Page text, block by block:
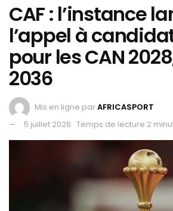
CAF : l’instance
l’appel à
pour les CAN
2036
Mis en ligne parAFRICASPORT
5 juillet 2026 Temps de lecture:2